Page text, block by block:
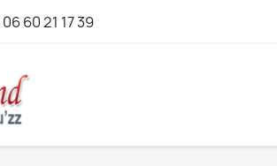
06 60 21 17 39